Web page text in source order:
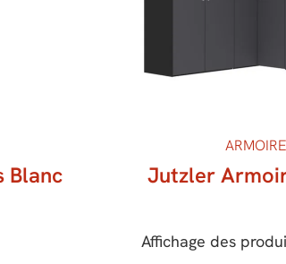
Blanc
Jutzler
Affichage des